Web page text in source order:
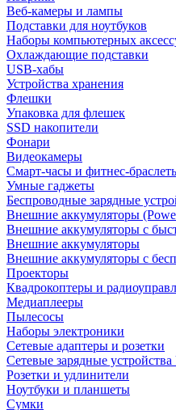
Веб-камеры и лампы
Подставки для ноутбуков
Наборы компьютерных
Охлаждающие подставки
USB-хабы
Устройства хранения
Флешки
Упаковка для флешек
SSD накопители
Фонари
Видеокамеры
Смарт-часы и фитнес-
Умные гаджеты
Беспроводные зарядные
Внешние аккумуляторы
Внешние аккумуляторы с
Внешние аккумуляторы
Внешние аккумуляторы с
Проекторы
Квадрокоптеры и
Медиаплееры
Пылесосы
Наборы электроники
Сетевые адаптеры и розетки
Сетевые зарядные
Розетки и удлинители
Ноутбуки и планшеты
Сумки